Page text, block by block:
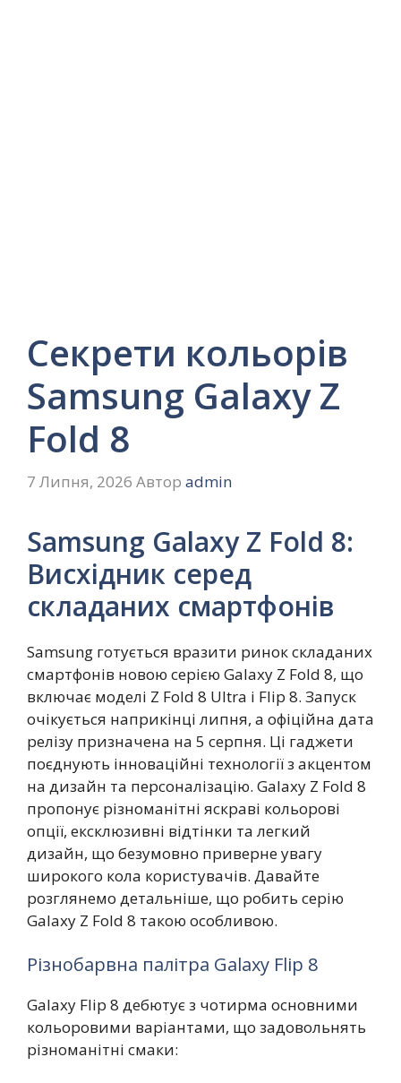
Секрети кольорів
Samsung Galaxy Z
Fold 8
7 Липня, 2026 Автор admin
Samsung Galaxy Z Fold 8:
Висхідник серед
складаних смартфонів
Samsung готується вразити ринок складаних
смартфонів новою серією Galaxy Z Fold 8, що
включає моделі Z Fold 8 Ultra і Flip 8. Запуск
очікується наприкінці липня, а офіційна дата
релізу призначена на 5 серпня. Ці гаджети
поєднують інноваційні технології з акцентом
на дизайн та персоналізацію. Galaxy Z Fold 8
пропонує різноманітні яскраві кольорові
опції, ексклюзивні відтінки та легкий
дизайн, що безумовно приверне увагу
широкого кола користувачів. Давайте
розглянемо детальніше, що робить серію
Galaxy Z Fold 8 такою особливою.
Різнобарвна палітра Galaxy Flip 8
Galaxy Flip 8 дебютує з чотирма основними
кольоровими варіантами, що задовольнять
різноманітні смаки: